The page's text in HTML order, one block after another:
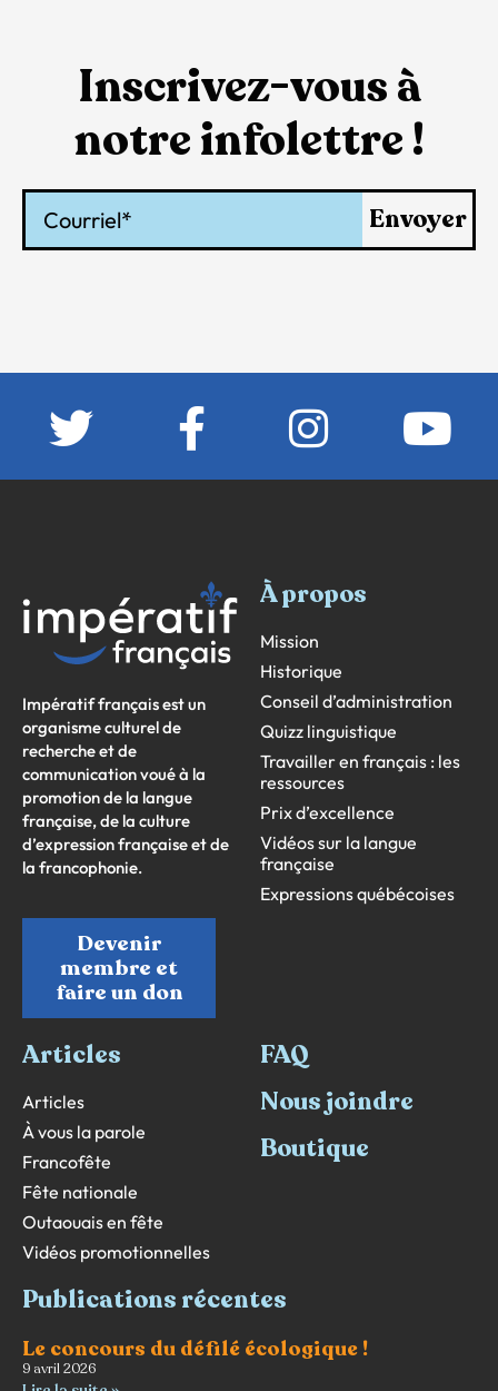
Inscrivez-vous à
notre infolettre !
Envoyer
Impératif français est un
organisme culturel de
recherche et de
communication voué à la
promotion de la langue
française, de la culture
d’expression française et de
la francophonie.
Devenir
membre et
faire un don
À propos
Mission
Historique
Conseil d’administration
Quizz linguistique
Travailler en français : les
ressources
Prix d’excellence
Vidéos sur la langue
française
Expressions québécoises
Articles
Articles
À vous la parole
Francofête
Fête nationale
Outaouais en fête
Vidéos promotionnelles
FAQ
Nous joindre
Boutique
Publications récentes
Le concours du défilé écologique !
9 avril 2026